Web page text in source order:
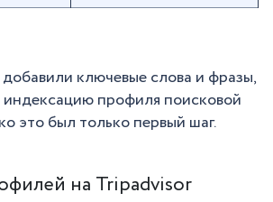
добавили ключевые слова и фразы,
профиля поисковой
это был только первый шаг.
на Tripadvisor